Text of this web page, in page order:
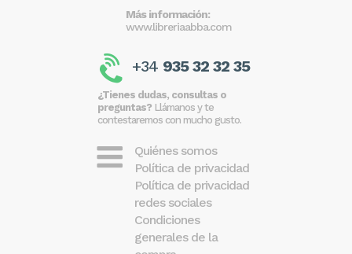
Más información:
www.libreriaabba.com
+34 935 32 32 35
¿Tienes dudas, consultas o
preguntas? Llámanos y te
contestaremos con mucho gusto.
Quiénes somos
Política de privacidad
Política de privacidad
redes sociales
Condiciones
generales de la